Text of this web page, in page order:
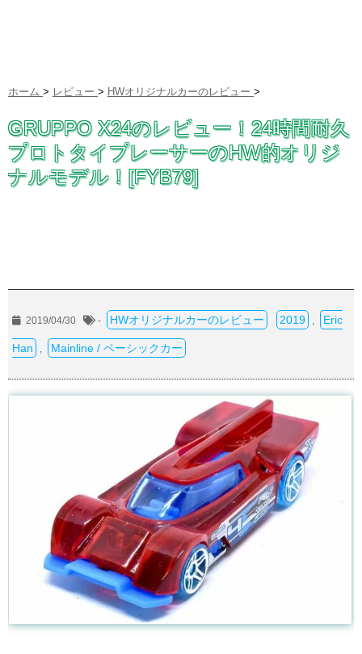
ホーム > レビュー > HWオリジナルカーのレビュー >
GRUPPO X24のレビュー！24時間耐久
プロトタイプレーサーのHW的オリジ
ナルモデル！[FYB79]
2019/04/30 - HWオリジナルカーのレビュー 2019 Eric
Han Mainline / ベーシックカー